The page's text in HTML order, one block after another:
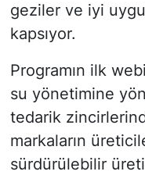
geziler ve iyi
kapsıyor.
Programın ilk
su yönetimine
tedarik
markaların
sürdürülebilir